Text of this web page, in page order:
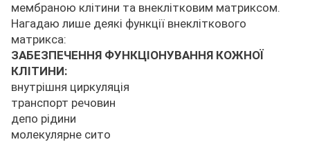
мембраною клітини та внеклітковим матриксом.
Нагадаю лише деякі функції внекліткового
матрикса:
ЗАБЕЗПЕЧЕННЯ ФУНКЦІОНУВАННЯ КОЖНОЇ
КЛІТИНИ:
внутрішня циркуляція
транспорт речовин
депо рідини
молекулярне сито